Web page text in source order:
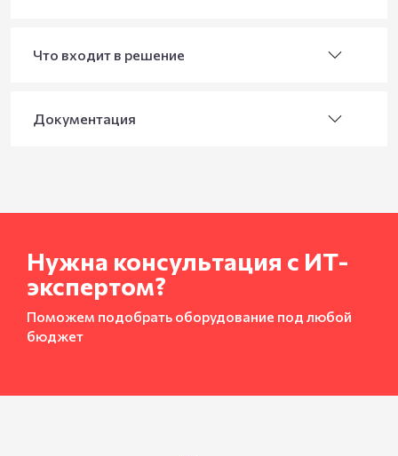
Что входит в решение
Документация
Нужна консультация с ИТ-
экспертом?
Поможем подобрать оборудование под любой
бюджет